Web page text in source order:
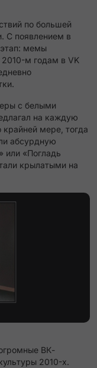
по большей
С появлением в
мемы
2010-м годам в VK
с белыми
на каждую
мере, тогда
абсурдную
или «Погладь
крылатыми на
ВК-
2010-х.